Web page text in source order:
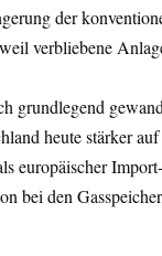
der
verbliebene
grundlegend
heute stärker
europäischer
bei den